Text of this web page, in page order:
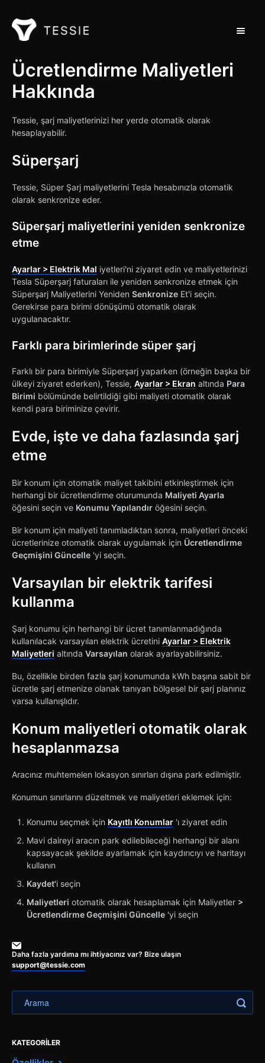
Destek Ana Sayfası
Ücretlendirme Maliyetleri
Hakkında
Tessie, şarj maliyetlerinizi her yerde otomatik olarak
hesaplayabilir.
Süperşarj
Tessie, Süper Şarj maliyetlerini Tesla hesabınızla otomatik
olarak senkronize eder.
Süperşarj maliyetlerini yeniden senkronize
etme
Ayarlar > Elektrik Mal iyetleri'ni ziyaret edin ve maliyetlerinizi
Tesla Süperşarj faturaları ile yeniden senkronize etmek için
Süperşarj Maliyetlerini Yeniden Senkronize Et'i seçin.
Gerekirse para birimi dönüşümü otomatik olarak
uygulanacaktır.
Farklı para birimlerinde süper şarj
Farklı bir para birimiyle Süperşarj yaparken (örneğin başka bir
ülkeyi ziyaret ederken), Tessie, Ayarlar > Ekran altında Para
Birimi bölümünde belirtildiği gibi maliyeti otomatik olarak
kendi para biriminize çevirir.
Evde, işte ve daha fazlasında şarj
etme
Bir konum için otomatik maliyet takibini etkinleştirmek için
herhangi bir ücretlendirme oturumunda Maliyeti Ayarla
öğesini seçin ve Konumu Yapılandır öğesini seçin.
Bir konum için maliyeti tanımladıktan sonra, maliyetleri önceki
ücretlerinize otomatik olarak uygulamak için Ücretlendirme
Geçmişini Güncelle 'yi seçin.
Varsayılan bir elektrik tarifesi
kullanma
Şarj konumu için herhangi bir ücret tanımlanmadığında
kullanılacak varsayılan elektrik ücretini Ayarlar > Elektrik
Maliyetleri altında Varsayılan olarak ayarlayabilirsiniz.
Bu, özellikle birden fazla şarj konumunda kWh başına sabit bir
ücretle şarj etmenize olanak tanıyan bölgesel bir şarj planınız
varsa kullanışlıdır.
Konum maliyetleri otomatik olarak
hesaplanmazsa
Aracınız muhtemelen lokasyon sınırları dışına park edilmiştir.
Konumun sınırlarını düzeltmek ve maliyetleri eklemek için:
Konumu seçmek için Kayıtlı Konumlar 'ı ziyaret edin
Mavi daireyi aracın park edilebileceği herhangi bir alanı
kapsayacak şekilde ayarlamak için kaydırıcıyı ve haritayı
kullanın
Kaydet'i seçin
Maliyetleri otomatik olarak hesaplamak için Maliyetler >
Ücretlendirme Geçmişini Güncelle 'yi seçin
Daha fazla yardıma mı ihtiyacınız var? Bize ulaşın
support@tessie.com
KATEGORILER